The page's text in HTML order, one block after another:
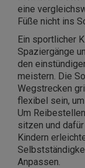
eine
Füße nicht ins
Ein sportlicher
Spaziergänge
den
meistern. Die
Wegstrecken
flexibel sein,
Um
sitzen und
Kindern
Anpassen.